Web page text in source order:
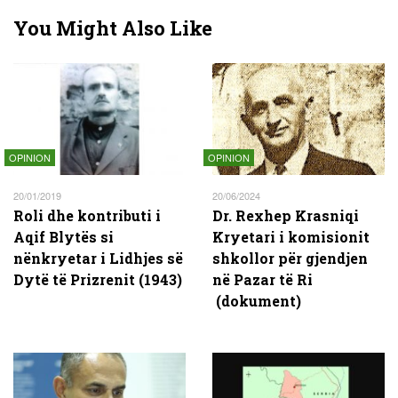
You Might Also Like
OPINION
20/01/2019
Roli dhe kontributi i
Aqif Blytës si
nënkryetar i Lidhjes së
Dytë të Prizrenit (1943)
OPINION
20/06/2024
Dr. Rexhep Krasniqi
Kryetari i komisionit
shkollor për gjendjen
në Pazar të Ri
(dokument)